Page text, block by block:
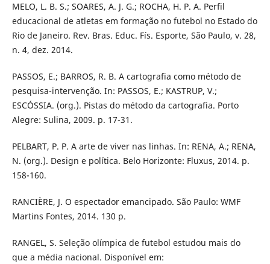
MELO, L. B. S.; SOARES, A. J. G.; ROCHA, H. P. A. Perfil
educacional de atletas em formação no futebol no Estado do
Rio de Janeiro. Rev. Bras. Educ. Fís. Esporte, São Paulo, v. 28,
n. 4, dez. 2014.
PASSOS, E.; BARROS, R. B. A cartografia como método de
pesquisa-intervenção. In: PASSOS, E.; KASTRUP, V.;
ESCÓSSIA. (org.). Pistas do método da cartografia. Porto
Alegre: Sulina, 2009. p. 17-31.
PELBART, P. P. A arte de viver nas linhas. In: RENA, A.; RENA,
N. (org.). Design e política. Belo Horizonte: Fluxus, 2014. p.
158-160.
RANCIÈRE, J. O espectador emancipado. São Paulo: WMF
Martins Fontes, 2014. 130 p.
RANGEL, S. Seleção olímpica de futebol estudou mais do
que a média nacional. Disponível em: